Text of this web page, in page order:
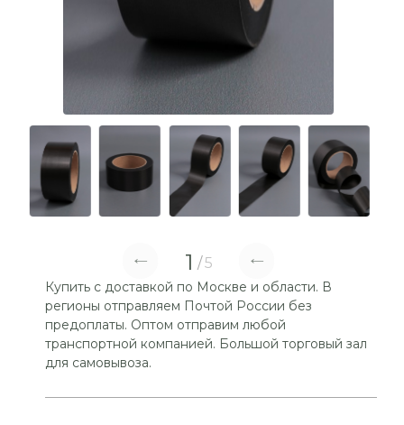
1 5
Купить с доставкой по Москве и области. В
регионы отправляем Почтой России без
предоплаты. Оптом отправим любой
транспортной компанией. Большой торговый зал
для самовывоза.